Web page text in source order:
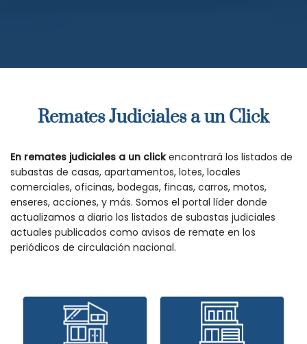
Remates Judiciales a un Click
En remates judiciales a un clickencontrará los listados de
subastas de casas, apartamentos, lotes, locales
comerciales, oficinas, bodegas, fincas, carros, motos,
enseres, acciones, y más. Somos el portal líder donde
actualizamos a diario los listados de subastas judiciales
actuales publicados como avisos de remate en los
periódicos de circulación nacional.